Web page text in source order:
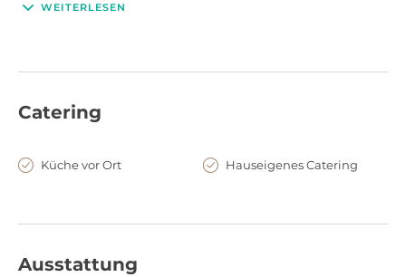
Ihren Aufenthalt ab.
problemlos die öffentlichen Verkehrsmittel nutzen und zum
Hotel zu Fuß. Dies macht das Wyndham Stuttgart Airport
unmittelbarer Nähe, sodass auch die Anreise mit PKW aus den
WEITERLESEN
Catering
Küche vor Ort Hauseigenes Catering
Ausstattung